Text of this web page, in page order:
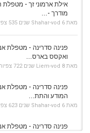
אילת ארמוני זך - מטפלת
מודרך -...
מאת Shahar-vod 6 שנים 535 צפיות
פנינה סדרינה - מטפלת
ואקסס בארס...
מאת Liem-vod 8 שנים 722 צפיות
פנינה סדרינה - מטפלת
המודע והתת...
מאת Shahar-vod 6 שנים 623 צפיות
פנינה סדרינה - מטפלת